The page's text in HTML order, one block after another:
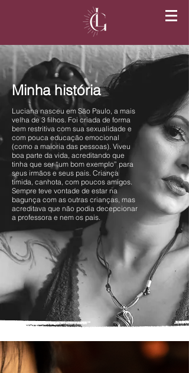
Minha história
Luciana nasceu em São Paulo, a mais
velha de 3 filhos. Foi criada de forma
bem restritiva com sua sexualidade e
com pouca educação emocional
(como a maioria das pessoas). Viveu
boa parte da vida, acreditando que
tinha que ser “um bom exemplo” para
seus irmãos e seus pais. Criança
tímida, canhota, com poucos amigos.
Sempre teve vontade de estar na
bagunça com as outras crianças, mas
acreditava que não podia decepcionar
a professora e nem os pais.